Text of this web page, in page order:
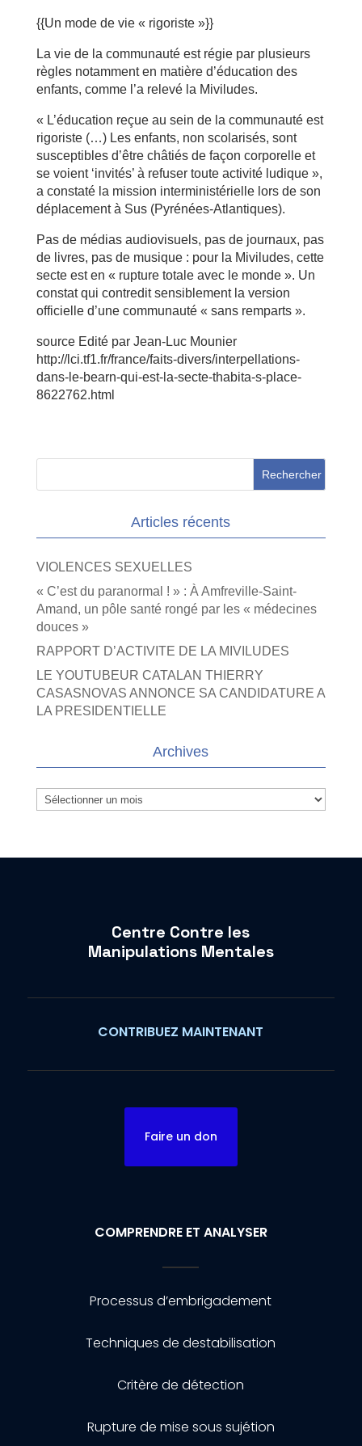
{{Un mode de vie « rigoriste »}}
La vie de la communauté est régie par plusieurs
règles notamment en matière d’éducation des
enfants, comme l’a relevé la Miviludes.
« L’éducation reçue au sein de la communauté est
rigoriste (…) Les enfants, non scolarisés, sont
susceptibles d’être châtiés de façon corporelle et
se voient ‘invités’ à refuser toute activité ludique »,
a constaté la mission interministérielle lors de son
déplacement à Sus (Pyrénées-Atlantiques).
Pas de médias audiovisuels, pas de journaux, pas
de livres, pas de musique : pour la Miviludes, cette
secte est en « rupture totale avec le monde ». Un
constat qui contredit sensiblement la version
officielle d’une communauté « sans remparts ».
source Edité par Jean-Luc Mounier
http://lci.tf1.fr/france/faits-divers/interpellations-
dans-le-bearn-qui-est-la-secte-thabita-s-place-
8622762.html
Articles récents
VIOLENCES SEXUELLES
« C’est du paranormal ! » : À Amfreville-Saint-
Amand, un pôle santé rongé par les « médecines
douces »
RAPPORT D’ACTIVITE DE LA MIVILUDES
LE YOUTUBEUR CATALAN THIERRY
CASASNOVAS ANNONCE SA CANDIDATURE A
LA PRESIDENTIELLE
Archives
Archives
Centre Contre les
Manipulations Mentales
CONTRIBUEZ MAINTENANT
Faire un don
COMPRENDRE ET ANALYSER
Processus d’embrigadement
Techniques de destabilisation
Critère de détection
Rupture de mise sous sujétion